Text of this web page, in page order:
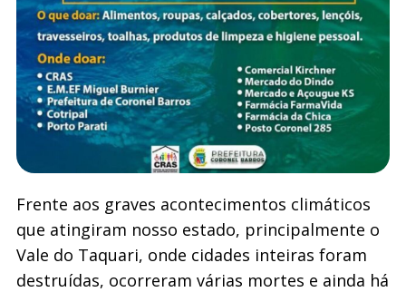
Frente aos graves acontecimentos climáticos
que atingiram nosso estado, principalmente o
Vale do Taquari, onde cidades inteiras foram
destruídas, ocorreram várias mortes e ainda há